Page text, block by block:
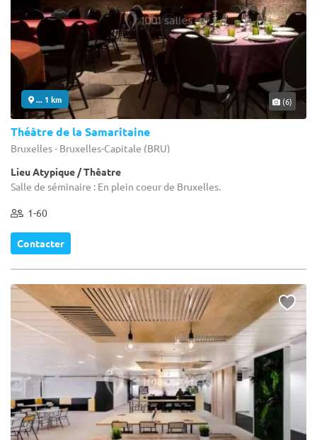
... 1 km (6)
Théâtre de la Samaritaine
Bruxelles - Bruxelles-Capitale (BRU)
Lieu Atypique / Thêatre
Salle de séminaire : En plein coeur de Bruxelles.
1-60
Contacter